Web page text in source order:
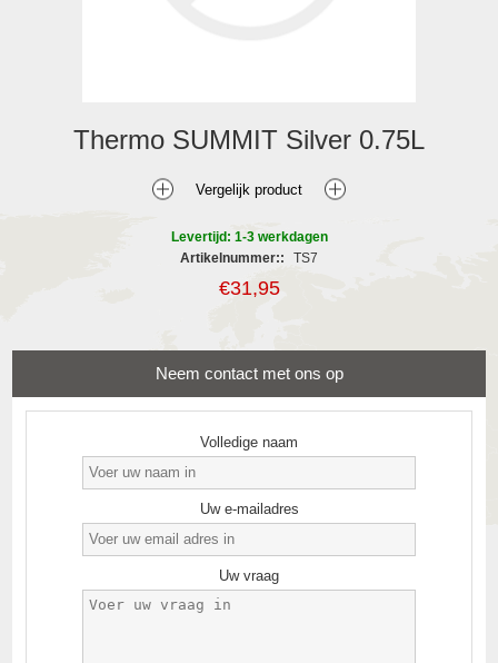
Thermo SUMMIT Silver 0.75L
Levertijd: 1-3 werkdagen
Artikelnummer::
TS7
€31,95
Neem contact met ons op
Volledige naam
Uw e-mailadres
Uw vraag